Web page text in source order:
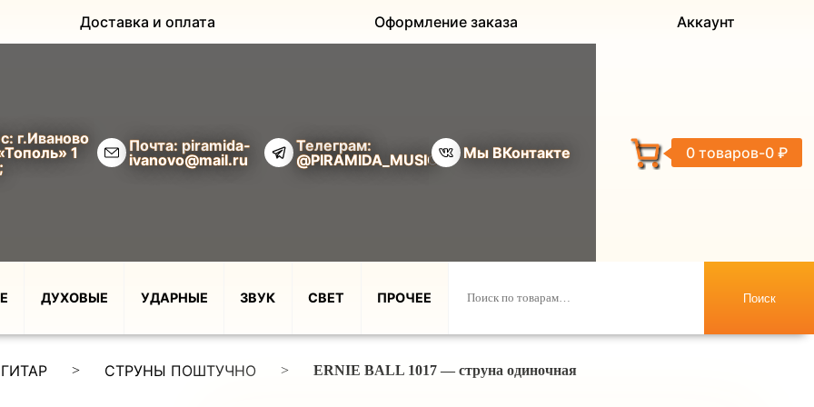
Доставка и оплата Оформление заказа Аккаунт
г.Иваново
1
Почта: piramida-
ivanovo@mail.ru
Телеграм:
@PIRAMIDA_MUSIC
Мы ВКонтакте 0 товаров 0 ₽
ДУХОВЫЕ УДАРНЫЕ ЗВУК СВЕТ ПРОЧЕЕ Поиск
> СТРУНЫ ПОШТУЧНО > ERNIE BALL 1017 — струна одиночная